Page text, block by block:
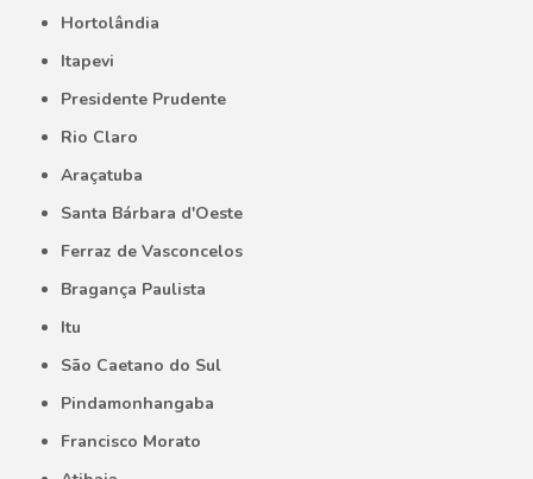
Hortolândia
Itapevi
Presidente Prudente
Rio Claro
Araçatuba
Santa Bárbara d'Oeste
Ferraz de Vasconcelos
Bragança Paulista
Itu
São Caetano do Sul
Pindamonhangaba
Francisco Morato